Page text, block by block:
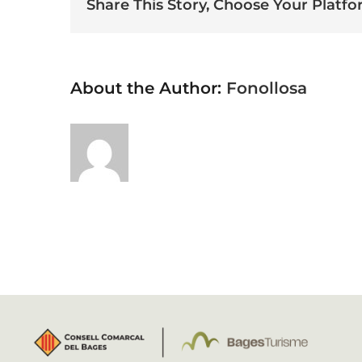
Share This Story, Choose Your
About the Author: Fonollosa